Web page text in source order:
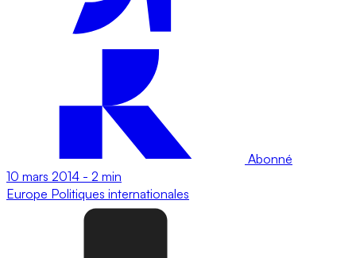
Abonné
10 mars 2014 - 2 min
Europe Politiques internationales